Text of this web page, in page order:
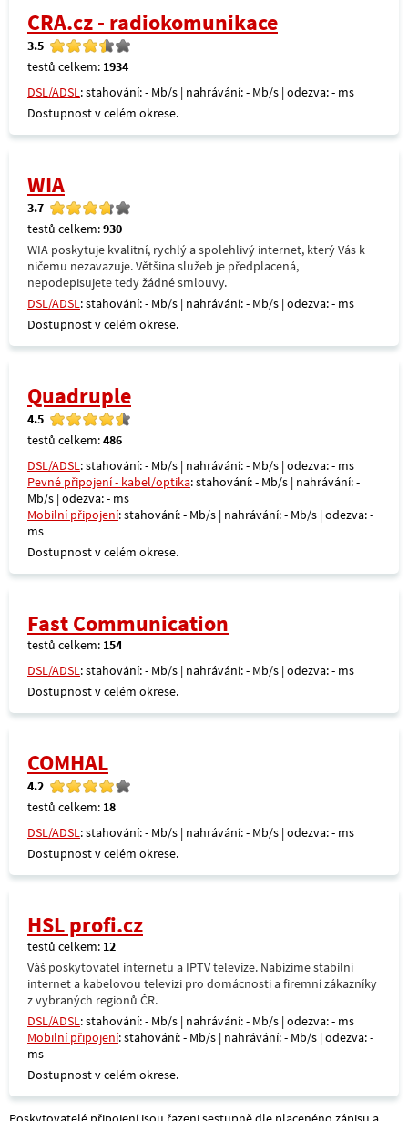
CRA.cz - radiokomunikace
3.5
testů celkem: 1934
DSL/ADSL: stahování: - Mb/s | nahrávání: - Mb/s | odezva: - ms
Dostupnost v celém okrese.
WIA
3.7
testů celkem:930
WIA poskytuje kvalitní, rychlý a spolehlivý internet, který Vás k
ničemu nezavazuje. Většina služeb je předplacená,
nepodepisujete tedy žádné smlouvy.
DSL/ADSL: stahování: - Mb/s | nahrávání: - Mb/s | odezva: - ms
Dostupnost v celém okrese.
Quadruple
4.5
testů celkem:486
DSL/ADSL: stahování: - Mb/s | nahrávání: - Mb/s | odezva: - ms
Pevné připojení - kabel/optika: stahování: - Mb/s | nahrávání: -
Mb/s | odezva: - ms
Mobilní připojení: stahování: - Mb/s | nahrávání: - Mb/s | odezva: -
ms
Dostupnost v celém okrese.
Fast Communication
testů celkem: 154
DSL/ADSL: stahování: - Mb/s | nahrávání: - Mb/s | odezva: - ms
Dostupnost v celém okrese.
COMHAL
4.2
testů celkem: 18
DSL/ADSL: stahování: - Mb/s | nahrávání: - Mb/s | odezva: - ms
Dostupnost v celém okrese.
HSL profi.cz
testů celkem: 12
Váš poskytovatel internetu a IPTV televize. Nabízíme stabilní
internet a kabelovou televizi pro domácnosti a firemní zákazníky
z vybraných regionů ČR.
DSL/ADSL: stahování: - Mb/s | nahrávání: - Mb/s | odezva: - ms
Mobilní připojení: stahování: - Mb/s | nahrávání: - Mb/s | odezva: -
ms
Dostupnost v celém okrese.